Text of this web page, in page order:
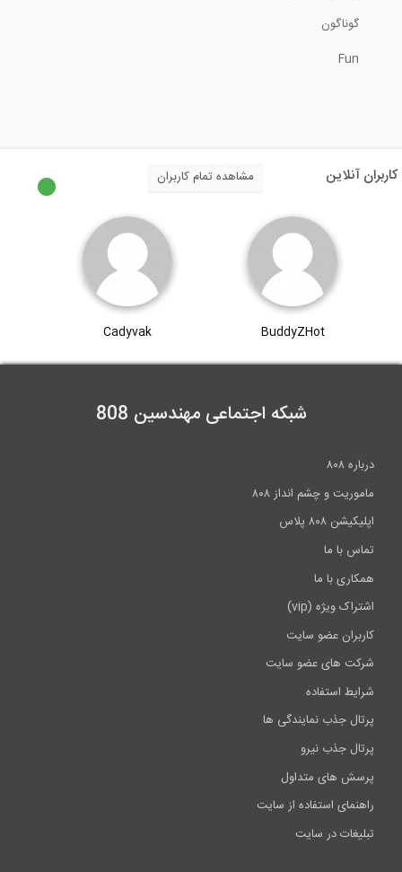
تنش فون میسز چیست؟ (ترجمه و دوبله...
آموزش تعریف مسلح کننده در نرم افزار...
گوناگون
Fun
کاربران آنلاین مشاهده تمام کاربران
BuddyZHot
Cadyvak
شبکه اجتماعی مهندسین 808
درباره ۸۰۸
ماموریت و چشم انداز ۸۰۸
اپلیکیشن ۸۰۸ پلاس
تماس با ما
همکاری با ما
اشتراک ویژه (vip)
کاربران عضو سایت
شرکت های عضو سایت
شرایط استفاده
پرتال جذب نمایندگی ها
پرتال جذب نیرو
پرسش های متداول
راهنمای استفاده از سایت
تبلیغات در سایت